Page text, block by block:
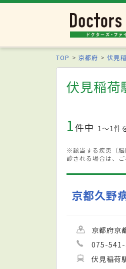
TOP 京都府 伏見
伏見稲荷
1件中 1〜1件
※該当する疾患（脳
診される場合は、
京都久野
京都府京
075-
伏見稲荷